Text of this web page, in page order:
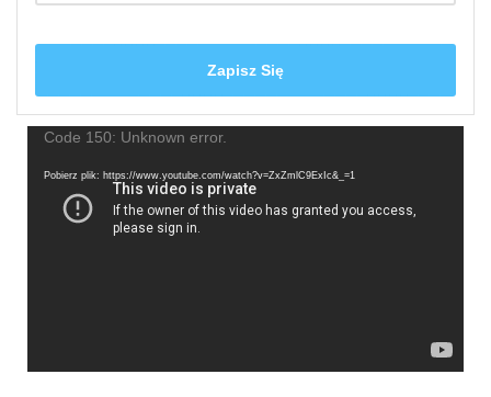
Odtwarzacz
Code 150: Unknown error.
Pobierz plik: https://www.youtube.com/watch?v=ZxZmlC9ExIc&_=1